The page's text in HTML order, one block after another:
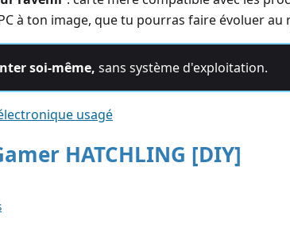
à ton image, que tu pourras faire évoluer au
soi-même, sans système d'exploitation.
usagé
HATCHLING [DIY]